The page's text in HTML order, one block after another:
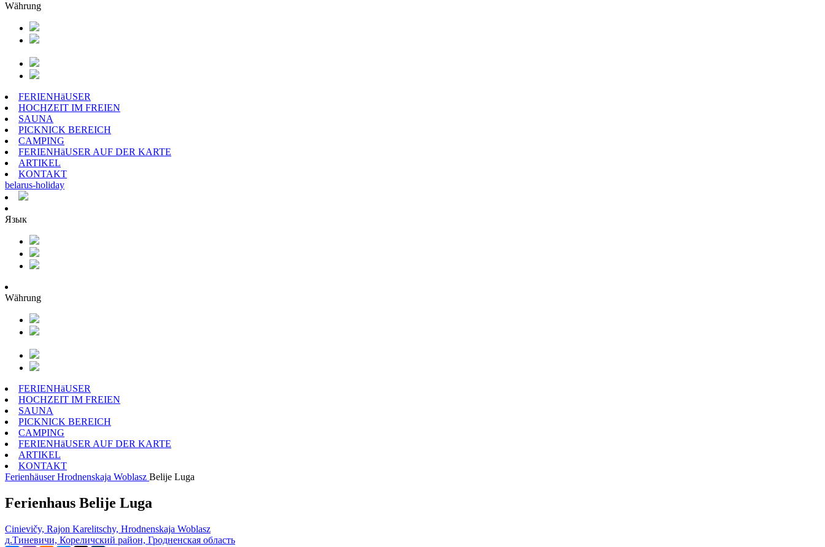
Währung
FERIENHäUSER
HOCHZEIT IM FREIEN
SAUNA
PICKNICK BEREICH
CAMPING
FERIENHäUSER AUF DER KARTE
ARTIKEL
KONTAKT
belarus-holiday
Язык
Währung
FERIENHäUSER
HOCHZEIT IM FREIEN
SAUNA
PICKNICK BEREICH
CAMPING
FERIENHäUSER AUF DER KARTE
ARTIKEL
KONTAKT
Ferienhäuser Hrodnenskaja Woblasz Belije Luga
Ferienhaus Belije Luga
Cinievičy, Rajon Karelitschy, Hrodnenskaja Woblasz
д.Тиневичи, Кореличский район, Гродненская область